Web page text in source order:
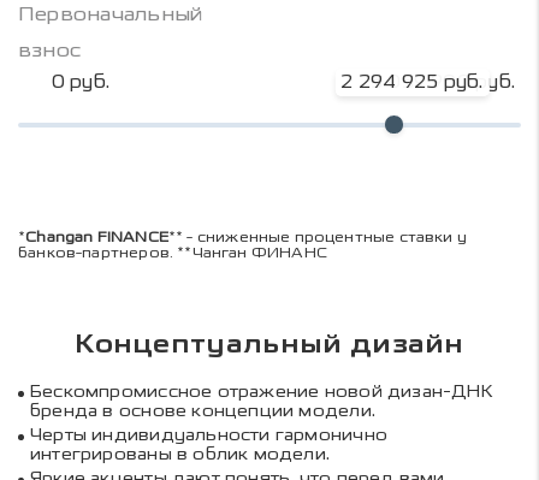
Первоначальный
взнос
0 руб. 2 294 925 руб.
3 059 900 руб.
*Changan FINANCE** - сниженные процентные ставки у
банков-партнеров. **Чанган ФИНАНС
Концептуальный дизайн
Бескомпромиссное отражение новой дизан-ДНК
бренда в основе концепции модели.
Черты индивидуальности гармонично
интегрированы в облик модели.